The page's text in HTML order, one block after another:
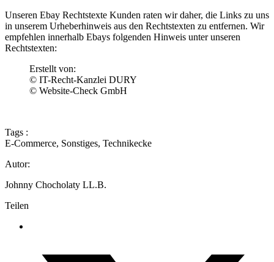
Unseren Ebay Rechtstexte Kunden raten wir daher, die Links zu uns
in unserem Urheberhinweis aus den Rechtstexten zu entfernen. Wir
empfehlen innerhalb Ebays folgenden Hinweis unter unseren
Rechtstexten:
Erstellt von:
© IT-Recht-Kanzlei DURY
© Website-Check GmbH
Tags :
E-Commerce, Sonstiges, Technikecke
Autor:
Johnny Chocholaty LL.B.
Teilen